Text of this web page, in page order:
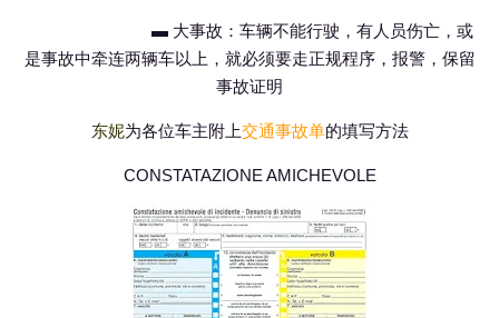
▬ 大事故：车辆不能行驶，有人员伤亡，或
是事故中牵连两辆车以上，就必须要走正规程序，报警，保留
事故证明
东妮为各位车主附上交通事故单的填写方法
CONSTATAZIONE AMICHEVOLE